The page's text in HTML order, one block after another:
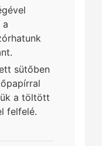
sütőben
a töltött
felfelé.